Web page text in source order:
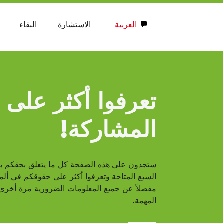
تجاوز
الاستشارة البقاء العربية
تعرفوا أكثر
المشاركة!
ستجدون على هذه الصفحة كل ما يتعلق بحقكم
السبع المتاحة وتعرفوا أكثر على حقوقكم في
مفصلاً عن جميع المعلومات الضرورية مرة
المهمة.